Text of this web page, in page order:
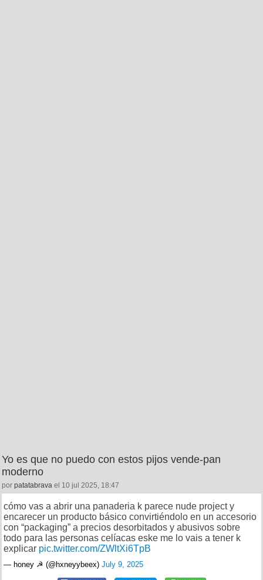
Yo es que no puedo con estos pijos vende-pan
moderno
por patatabrava el 10 jul 2025, 18:47
cómo vas a abrir una panaderia k parece nude project y
encarecer un producto básico convirtiéndolo en un accesorio
con “packaging” a precios desorbitados y abusivos sobre
todo para las personas celíacas eske me lo vais a tener k
explicar pic.twitter.com/ZWltXi6TpB
— honey ☭ (@hxneyybeex) July 9, 2025